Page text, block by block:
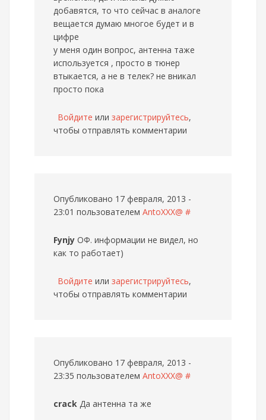
добавятся, то что сейчас в аналоге
вещается думаю многое будет и в
цифре
у меня один вопрос, антенна таже
используется , просто в тюнер
втыкается, а не в телек? не вникал
просто пока
Войдите или зарегистрируйтесь,
чтобы отправлять комментарии
Опубликовано 17 февраля, 2013 -
23:01 пользователем AntoXXX@ #
Fynjy ОФ. информации не видел, но
как то работает)
Войдите или зарегистрируйтесь,
чтобы отправлять комментарии
Опубликовано 17 февраля, 2013 -
23:35 пользователем AntoXXX@ #
crack Да антенна та же